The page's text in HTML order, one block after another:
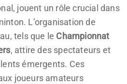
jouent un rôle crucial dans
L’organisation de
tels que le Championnat
, attire des spectateurs et
émergents. Ces
joueurs amateurs